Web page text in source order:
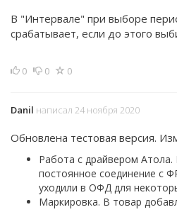
В "Интервале" при выборе
срабатывает, если до этого
0 0 0
Danil написал 24 ноября 2020
Обновлена тестовая версия.
Работа с драйвером
постоянное соединение с
уходили в ОФД для
Маркировка. В товар